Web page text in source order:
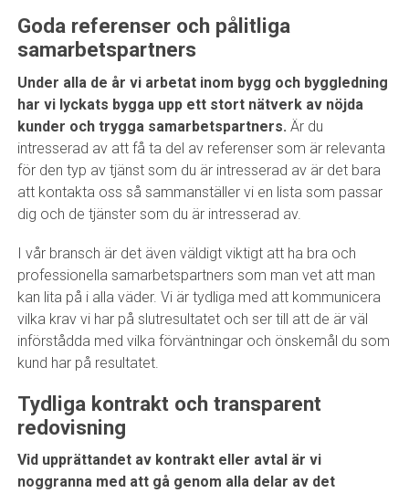
Goda referenser och pålitliga
samarbetspartners
Under alla de år vi arbetat inom bygg och byggledning
har vi lyckats bygga upp ett stort nätverk av nöjda
kunder och trygga samarbetspartners. Är du
intresserad av att få ta del av referenser som är relevanta
för den typ av tjänst som du är intresserad av är det bara
att kontakta oss så sammanställer vi en lista som passar
dig och de tjänster som du är intresserad av.
I vår bransch är det även väldigt viktigt att ha bra och
professionella samarbetspartners som man vet att man
kan lita på i alla väder. Vi är tydliga med att kommunicera
vilka krav vi har på slutresultatet och ser till att de är väl
införstådda med vilka förväntningar och önskemål du som
kund har på resultatet.
Tydliga kontrakt och transparent
redovisning
Vid upprättandet av kontrakt eller avtal är vi
noggranna med att gå genom alla delar av det